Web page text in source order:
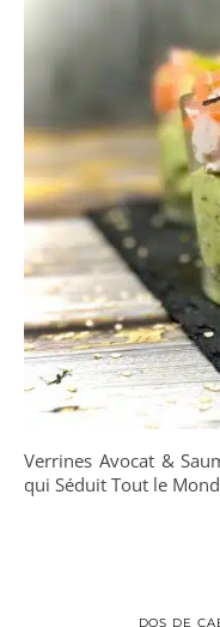
Verrines Avocat & Saumon Fumé – L’Apéritif Festif IG Bas
qui Séduit Tout le
DOS DE